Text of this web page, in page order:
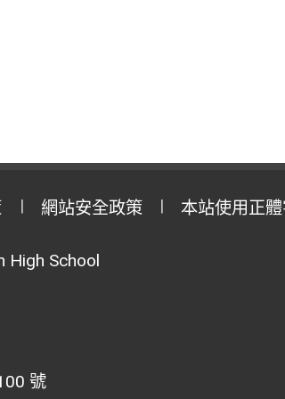
網站安全政策 本站使用正
High School
號